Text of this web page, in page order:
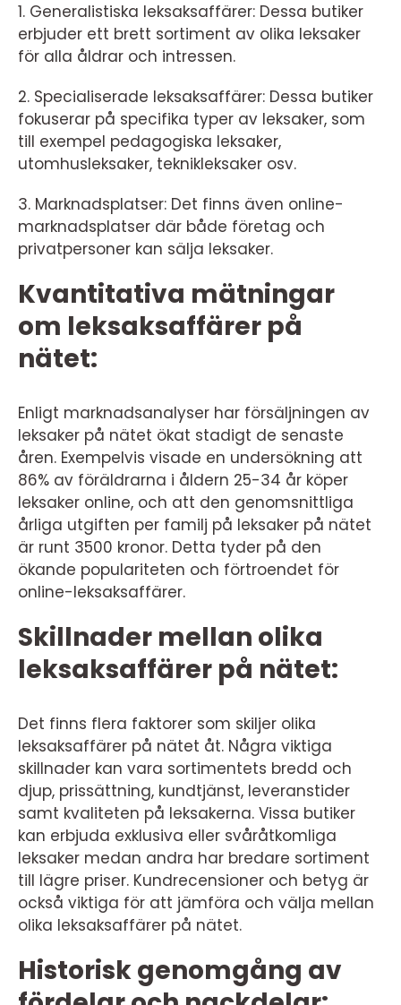
1. Generalistiska leksaksaffärer: Dessa butiker
erbjuder ett brett sortiment av olika leksaker
för alla åldrar och intressen.
2. Specialiserade leksaksaffärer: Dessa butiker
fokuserar på specifika typer av leksaker, som
till exempel pedagogiska leksaker,
utomhusleksaker, teknikleksaker osv.
3. Marknadsplatser: Det finns även online-
marknadsplatser där både företag och
privatpersoner kan sälja leksaker.
Kvantitativa mätningar
om leksaksaffärer på
nätet:
Enligt marknadsanalyser har försäljningen av
leksaker på nätet ökat stadigt de senaste
åren. Exempelvis visade en undersökning att
86% av föräldrarna i åldern 25-34 år köper
leksaker online, och att den genomsnittliga
årliga utgiften per familj på leksaker på nätet
är runt 3500 kronor. Detta tyder på den
ökande populariteten och förtroendet för
online-leksaksaffärer.
Skillnader mellan olika
leksaksaffärer på nätet:
Det finns flera faktorer som skiljer olika
leksaksaffärer på nätet åt. Några viktiga
skillnader kan vara sortimentets bredd och
djup, prissättning, kundtjänst, leveranstider
samt kvaliteten på leksakerna. Vissa butiker
kan erbjuda exklusiva eller svåråtkomliga
leksaker medan andra har bredare sortiment
till lägre priser. Kundrecensioner och betyg är
också viktiga för att jämföra och välja mellan
olika leksaksaffärer på nätet.
Historisk genomgång av